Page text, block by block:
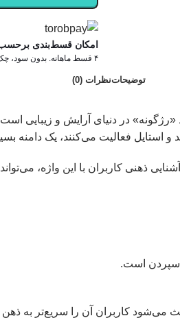
امکان قسط‌بندی برحسب
۴ قسط ماهانه. بدون سود، چک و ضامن.
توضیحاتنظرات (0)
«رژگونه» در دنیای آرایش و
و استایل فعالیت می‌کنند، یک
ذهنی کاربران با این واژه،
سپردن است.
کاربران آن را سریع‌تر به ذهن